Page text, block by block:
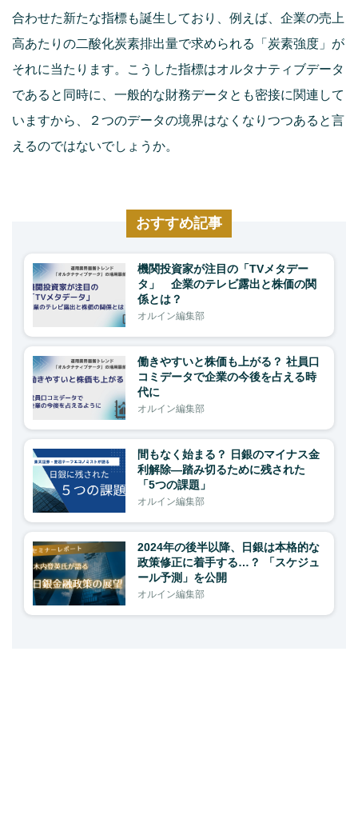
合わせた新たな指標も誕生しており、例えば、企業の売上
高あたりの二酸化炭素排出量で求められる「炭素強度」が
それに当たります。こうした指標はオルタナティブデータ
であると同時に、一般的な財務データとも密接に関連して
いますから、２つのデータの境界はなくなりつつあると言
えるのではないでしょうか。
おすすめ記事
機関投資家が注目の「TVメタデー
タ」 企業のテレビ露出と株価の関
係とは？
オルイン編集部
働きやすいと株価も上がる？ 社員口
コミデータで企業の今後を占える時
代に
オルイン編集部
間もなく始まる？ 日銀のマイナス金
利解除―踏み切るために残された
「5つの課題」
オルイン編集部
2024年の後半以降、日銀は本格的な
政策修正に着手する…？ 「スケジュ
ール予測」を公開
オルイン編集部